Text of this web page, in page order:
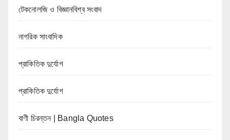
টেকনোলজি ও বিজ্ঞানবিশ্ব সংবাদ
নাগরিক সাংবাদিক
প্রাকিতিক দুর্যোগ
প্রাকিতিক দুর্যোগ
বাণী চিরন্তন | Bangla Quotes